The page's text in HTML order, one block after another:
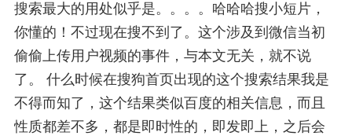
搜索最大的用处似乎是。。。。哈哈哈搜小短片，
你懂的！不过现在搜不到了。这个涉及到微信当初
偷偷上传用户视频的事件，与本文无关，就不说
了。 什么时候在搜狗首页出现的这个搜索结果我是
不得而知了，这个结果类似百度的相关信息，而且
性质都差不多，都是即时性的，即发即上，之后会